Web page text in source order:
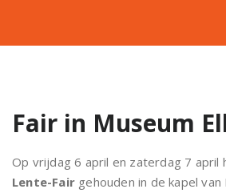
Fair in Museum
Op vrijdag 6 april en zaterdag 7 april
Lente-Fair gehouden in de kapel van